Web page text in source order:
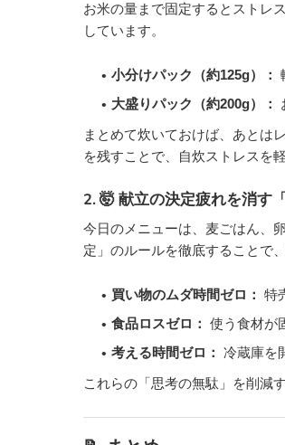
お米の量まで固定するとストレ
しています。
小分けパック（約125g）：
大盛りパック（約200g）：
まとめて炊いておけば、あとは
を残すことで、自炊ストレスを
2. 🤯 献立の決定疲れを消す
今日のメニューは、麦ごはん、
定」のルールを徹底することで
買い物のムダ時間ゼロ： 特
食品ロスゼロ： 使う食材が
考える時間ゼロ： 冷蔵庫を
これらの「思考の無駄」を削減